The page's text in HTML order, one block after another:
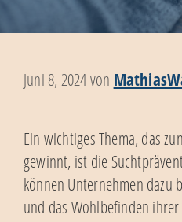
Juni 8, 2024von
Ein wichtiges Thema, das
gewinnt, ist die
können Unternehmen dazu
und das Wohlbefinden